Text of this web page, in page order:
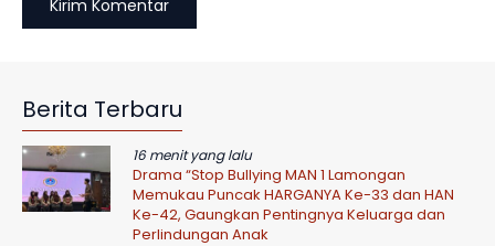
Berita Terbaru
16 menit yang lalu
Drama “Stop Bullying MAN 1 Lamongan
Memukau Puncak HARGANYA Ke-33 dan HAN
Ke-42, Gaungkan Pentingnya Keluarga dan
Perlindungan Anak